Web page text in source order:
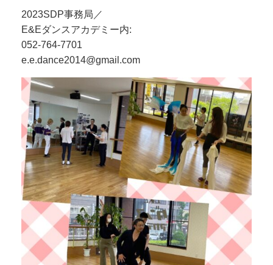
2023SDP事務局／
E&Eダンスアカデミー内:
052-764-7701
e.e.dance2014@gmail.com